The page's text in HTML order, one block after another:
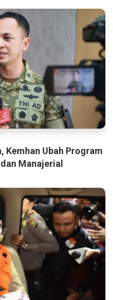
Kemhan Ubah Program
Manajerial